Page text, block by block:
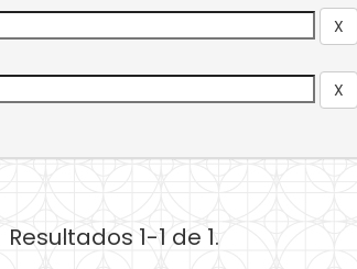
Resultados 1-1 de 1.